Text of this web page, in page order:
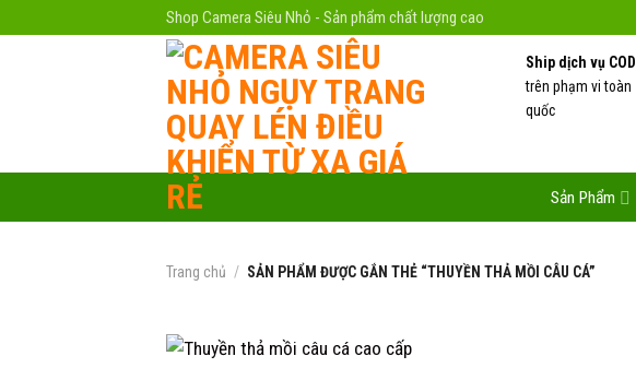
Shop Camera Siêu Nhỏ - Sản phẩm chất lượng cao
Ship dịch vụ COD
trên phạm vi toàn
quốc
Sản Phẩm
Trang chủ / SẢN PHẨM ĐƯỢC GẮN THẺ “THUYỀN THẢ MỒI CÂU CÁ”